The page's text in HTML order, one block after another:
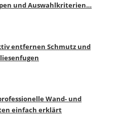
und Auswahlkriterien…
entfernen Schmutz und
Wand- und
einfach erklärt